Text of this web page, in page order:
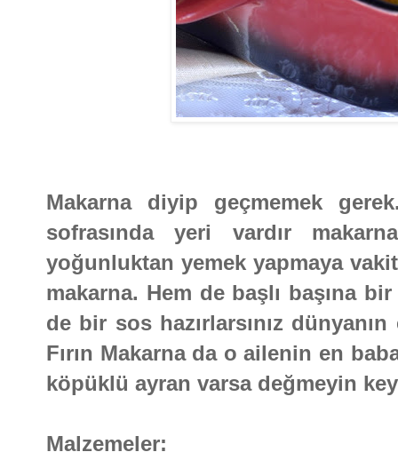
Makarna diyip geçmemek
sofrasında yeri vardır
yoğunluktan yemek yapmaya
makarna. Hem de başlı başına
de bir sos hazırlarsınız
Fırın Makarna da o ailenin en
köpüklü ayran varsa değmeyin
Malzemeler: